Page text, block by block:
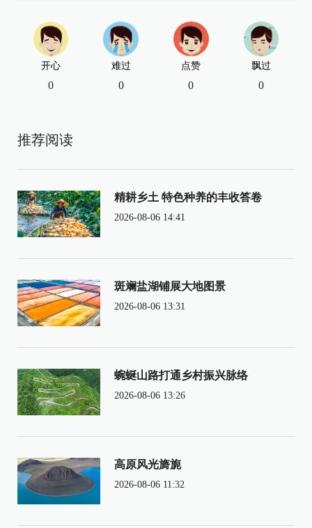
开心
0
难过
0
点赞
0
飘过
0
推荐阅读
精耕乡土 特色种养的丰收答卷
2026-08-06 14:41
斑斓盐湖铺展大地图景
2026-08-06 13:31
蜿蜒山路打通乡村振兴脉络
2026-08-06 13:26
高原风光旖旎
2026-08-06 11:32